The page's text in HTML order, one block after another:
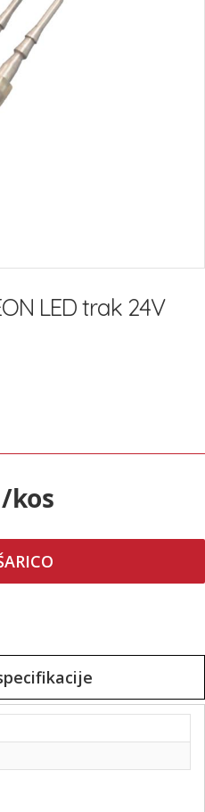
LED trak 24V
kos